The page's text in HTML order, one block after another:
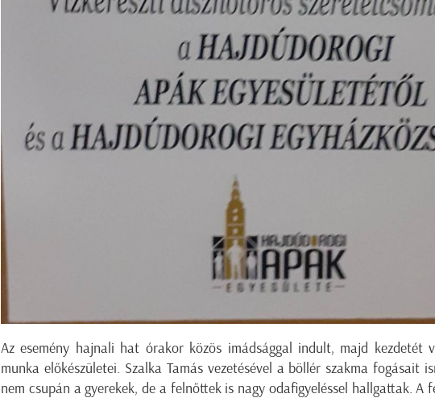
Az esemény hajnali hat órakor közös imádsággal indult, majd kezdetét
munka előkészületei. Szalka Tamás vezetésével a böllér szakma fogásait
nem csupán a gyerekek, de a felnőttek is nagy odafigyeléssel hallgattak. A